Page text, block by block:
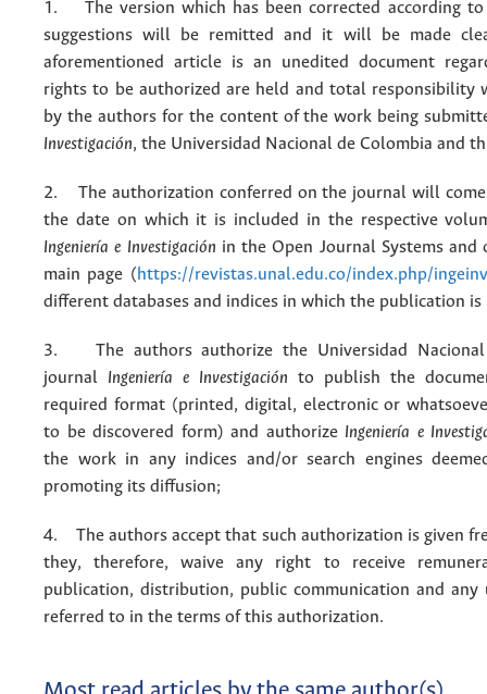
1. The version which has been corrected according
suggestions will be remitted and it will be made
aforementioned article is an unedited document
rights to be authorized are held and total responsibility
by the authors for the content of the work being
Investigación, the Universidad Nacional de Colombia and
2. The authorization conferred on the journal will
the date on which it is included in the respective
Ingeniería e Investigación in the Open Journal Systems and
main page (https://revistas.unal.edu.co/index.php/ingeinv
different databases and indices in which the publication is
3. The authors authorize the Universidad Nacional
journal Ingeniería e Investigación to publish the
required format (printed, digital, electronic or
to be discovered form) and authorize Ingeniería e
the work in any indices and/or search engines
promoting its diffusion;
4. The authors accept that such authorization is given
they, therefore, waive any right to receive
publication, distribution, public communication and any
referred to in the terms of this authorization.